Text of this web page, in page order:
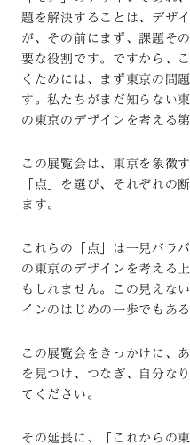
題を解決することは、デザ
が、その前にまず、課題そ
要な役割です。ですから、
くためには、まず東京の問
す。私たちがまだ知らない
の東京のデザインを考える
この展覧会は、東京を象徴
「点」を選び、それぞれの
ます。
これらの「点」は一見バラ
の東京のデザインを考える
もしれません。この見えな
インのはじめの一歩でもある
この展覧会をきっかけに、
を見つけ、つなぎ、自分な
てください。
その延長に、「これからの